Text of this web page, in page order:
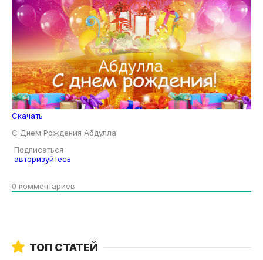
Скачать
С Днем Рождения Абдулла
Подписаться
авторизуйтесь
0 комментариев
ТОП СТАТЕЙ